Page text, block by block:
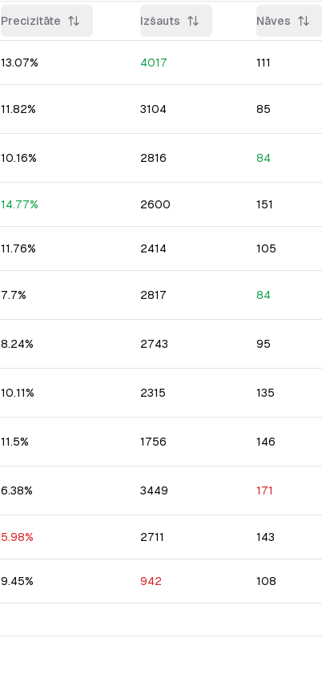
Precizitāte Izšauts Nāves
13.07% 4017 111
11.82% 3104 85
10.16% 2816 84
14.77% 2600 151
11.76% 2414 105
7.7% 2817 84
8.24% 2743 95
10.11% 2315 135
11.5% 1756 146
6.38% 3449 171
5.98% 2711 143
9.45% 942 108